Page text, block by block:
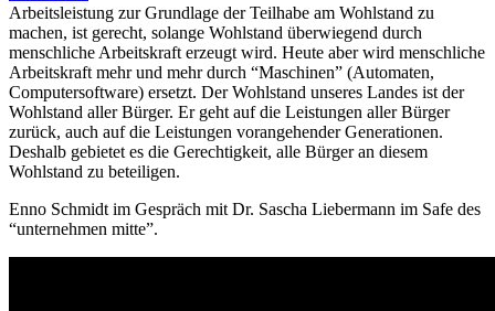
Arbeitsleistung zur Grundlage der Teilhabe am Wohlstand zu
machen, ist gerecht, solange Wohlstand überwiegend durch
menschliche Arbeitskraft erzeugt wird. Heute aber wird menschliche
Arbeitskraft mehr und mehr durch “Maschinen” (Automaten,
Computersoftware) ersetzt. Der Wohlstand unseres Landes ist der
Wohlstand aller Bürger. Er geht auf die Leistungen aller Bürger
zurück, auch auf die Leistungen vorangehender Generationen.
Deshalb gebietet es die Gerechtigkeit, alle Bürger an diesem
Wohlstand zu beteiligen.
Enno Schmidt im Gespräch mit Dr. Sascha Liebermann im Safe des
“unternehmen mitte”.